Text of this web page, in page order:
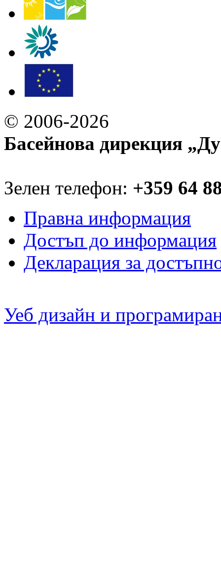
© 2006-2026
Басейнова дирекция
Зелен телефон: +359 64
Правна информация
Достъп до информация
Декларация за
Уеб дизайн и